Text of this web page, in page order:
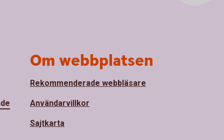
Om webbplatsen
Rekommenderade webbläsare
Användarvillkor
Sajtkarta